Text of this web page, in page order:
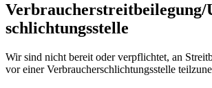
schlichtungs­stelle
Wir sind nicht bereit oder verpflichtet, an
vor einer Verbraucherschlichtungsstelle